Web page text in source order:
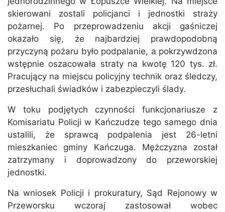
skierowani zostali policjanci i jednostki straży
pożarnej. Po przeprowadzeniu akcji gaśniczej
okazało się, że najbardziej prawdopodobną
przyczyną pożaru było podpalanie, a pokrzywdzona
wstępnie oszacowała straty na kwotę 120 tys. zł.
Pracujący na miejscu policyjny technik oraz śledczy,
przesłuchali świadków i zabezpieczyli ślady.
W toku podjętych czynności funkcjonariusze z
Komisariatu Policji w Kańczudze tego samego dnia
ustalili, że sprawcą podpalenia jest 26-letni
mieszkaniec gminy Kańczuga. Mężczyzna został
zatrzymany i doprowadzony do przeworskiej
jednostki.
Na wniosek Policji i prokuratury, Sąd Rejonowy w
Przeworsku wczoraj zastosował wobec